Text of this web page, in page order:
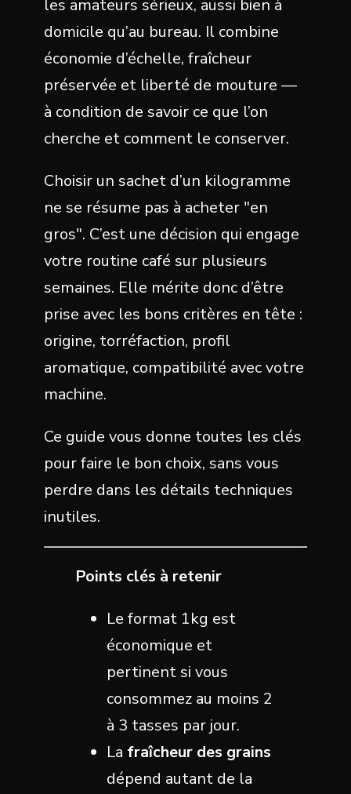
les amateurs sérieux, aussi bien à
domicile qu’au bureau. Il combine
économie d’échelle, fraîcheur
préservée et liberté de mouture —
à condition de savoir ce que l’on
cherche et comment le conserver.
Choisir un sachet d’un kilogramme
ne se résume pas à acheter "en
gros". C’est une décision qui engage
votre routine café sur plusieurs
semaines. Elle mérite donc d’être
prise avec les bons critères en tête :
origine, torréfaction, profil
aromatique, compatibilité avec votre
machine.
Ce guide vous donne toutes les clés
pour faire le bon choix, sans vous
perdre dans les détails techniques
inutiles.
Points clés à retenir
Le format 1kg est
économique et
pertinent si vous
consommez au moins 2
à 3 tasses par jour.
La fraîcheur des grains
dépend autant de la